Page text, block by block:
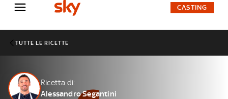
FACTOR
Cos’altro vedere:
CASTING
TUTTE LE RICETTE
Ricetta di:
Alessandro Segantini